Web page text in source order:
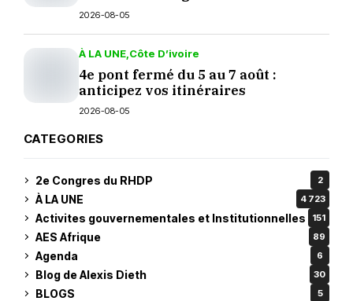
2026-08-05
À LA UNE Côte D’ivoire
4e pont fermé du 5 au 7 août :
anticipez vos itinéraires
2026-08-05
CATEGORIES
2e Congres du RHDP 2
À LA UNE 4 723
Activites gouvernementales et Institutionnelles 151
AES Afrique 89
Agenda 6
Blog de Alexis Dieth 30
BLOGS 5